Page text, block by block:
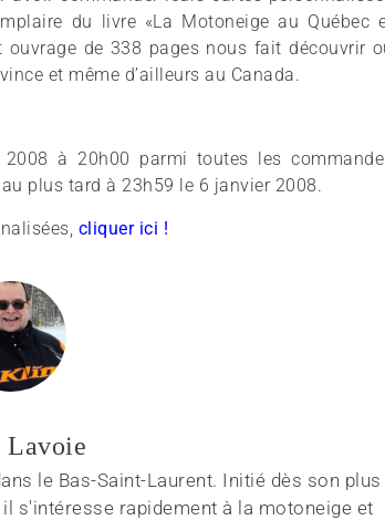
du livre «La Motoneige au Québec
de 338 pages nous fait découvrir
et même d’ailleurs au Canada.
à 20h00 parmi toutes les
plus tard à 23h59 le 6 janvier 2008.
cliquer ici !
Lavoie
le Bas-Saint-Laurent. Initié dès son plus
s'intéresse rapidement à la motoneige et